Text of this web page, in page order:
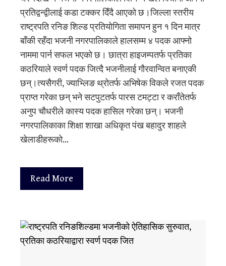
प्रतिद्वन्द्वीलाई कडा टक्कर दिँदै आएको छ।जिल्ला स्तरीय
राष्ट्रपति रनिङ शिल्ड प्रतियोगिता समापन हुन १ दिन मात्र
बाँकी रहँदा भजनी नगरपालिकाले हालसम्म ४ पदक आफ्नो
नाममा पार्न सफल भएको छ। छात्रा हाइजम्पतर्फ प्रतिका
कठरियाले स्वर्ण पदक जित्दै भजनीलाई गौरवान्वित बनाएकी
छन्।त्यसैगरी, ज्याभ्लिङ थ्रोतर्फ अभिषेक विकले रजत पदक
प्राप्त गरेका छन् भने सटपुटतर्फ पारस टमट्टा र कराँतेतर्फ
अनुप चौधरीले कास्य पदक हासिल गरेका छन्। भजनी
नगरपालिकाका शिक्षा शाखा अधिकृत पंख बहादुर शाहले
खेलाडीहरूको…
Read More